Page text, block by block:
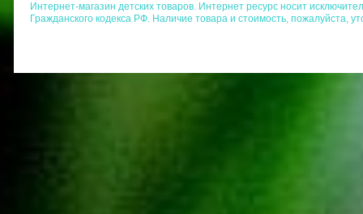
Интернет-магазин детских товаров. Интернет ресурс носит
Гражданского кодекса РФ. Наличие товара и стоимость, пожалуйста,